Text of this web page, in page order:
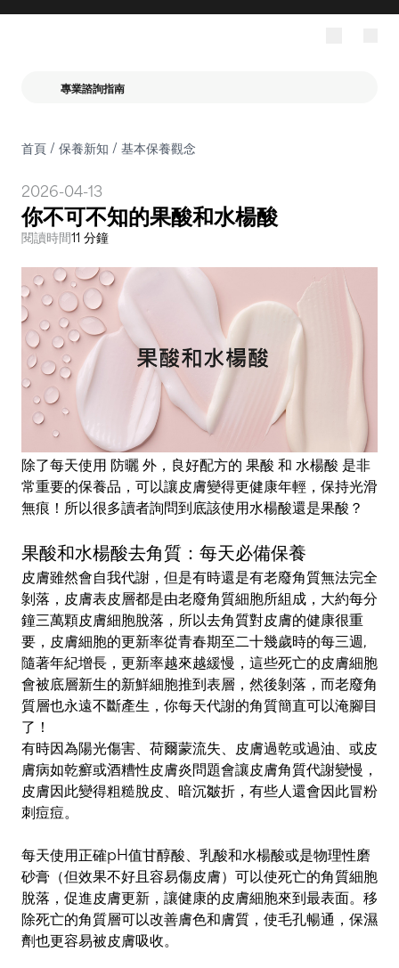
專業諮詢指南
首頁/ 保養新知 / 基本保養觀念
2026-04-13
你不可不知的果酸和水楊酸
閱讀時間11 分鐘
除了每天使用 防曬外，良好配方的果酸和 水楊酸 是非
常重要的保養品，可以讓皮膚變得更健康年輕，保持光滑
無痕！所以很多讀者詢問到底該使用水楊酸還是果酸？
果酸和水楊酸去角質：每天必備保養
皮膚雖然會自我代謝，但是有時還是有老廢角質無法完全
剝落，皮膚表皮層都是由老廢角質細胞所組成，大約每分
鐘三萬顆皮膚細胞脫落，所以去角質對皮膚的健康很重
要，皮膚細胞的更新率從青春期至二十幾歲時的每三週,
隨著年紀增長，更新率越來越緩慢，這些死亡的皮膚細胞
會被底層新生的新鮮細胞推到表層，然後剝落，而老廢角
質層也永遠不斷產生，你每天代謝的角質簡直可以淹腳目
了！
有時因為陽光傷害、荷爾蒙流失、皮膚過乾或過油、或皮
膚病如乾癬或酒糟性皮膚炎問題會讓皮膚角質代謝變慢，
皮膚因此變得粗糙脫皮、暗沉皺折，有些人還會因此冒粉
刺痘痘。
每天使用正確pH值甘醇酸、乳酸和水楊酸或是物理性磨
砂膏（但效果不好且容易傷皮膚）可以使死亡的角質細胞
脫落，促進皮膚更新，讓健康的皮膚細胞來到最表面。移
除死亡的角質層可以改善膚色和膚質，使毛孔暢通，保濕
劑也更容易被皮膚吸收。